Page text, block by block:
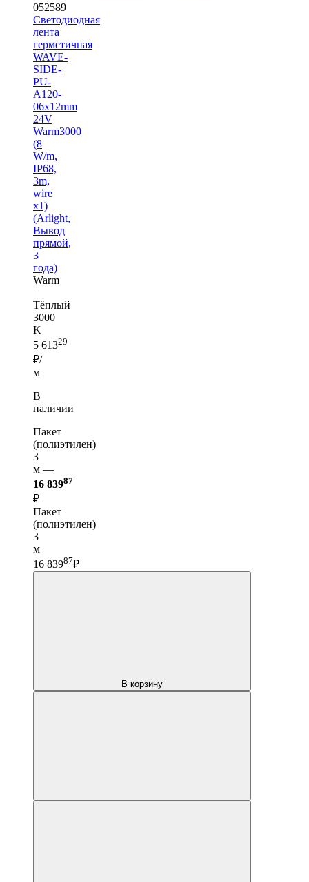
052589
Светодиодная
лента
герметичная
WAVE-
SIDE-
PU-
A120-
06x12mm
24V
Warm3000
(8
W/m,
IP68,
3m,
wire
x1)
(Arlight,
Вывод
прямой,
3
года)
Warm
|
Тёплый
3000
K
5 61329
₽/
м
В
наличии
Пакет
(полиэтилен)
3
м —
16 83987
₽
Пакет
(полиэтилен)
3
м
16 83987₽
В корзину